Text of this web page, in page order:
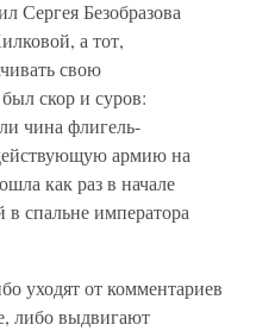
Сергея Безобразова
а тот,
свою
скор и суров:
чина флигель-
армию на
как раз в начале
спальне императора
уходят от комментариев
либо выдвигают